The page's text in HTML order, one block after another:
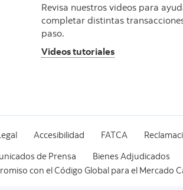
Revisa nuestros videos para
completar distintas
paso.
Videos tutoriales
Accesibilidad FATCA
de Prensa
Bienes Adjudicados
con el Código Global para el Mercado